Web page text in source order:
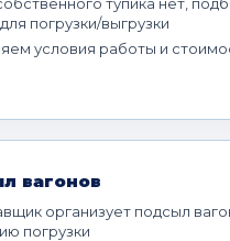
погрузки/выгрузки
условия работы и
вагонов
организует подсыл
погрузки